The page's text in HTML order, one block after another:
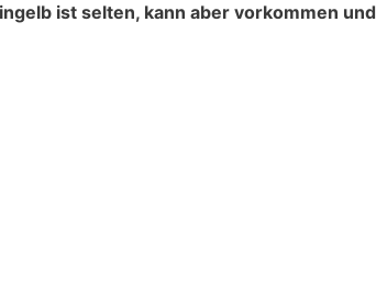
ist selten, kann aber vorkommen und